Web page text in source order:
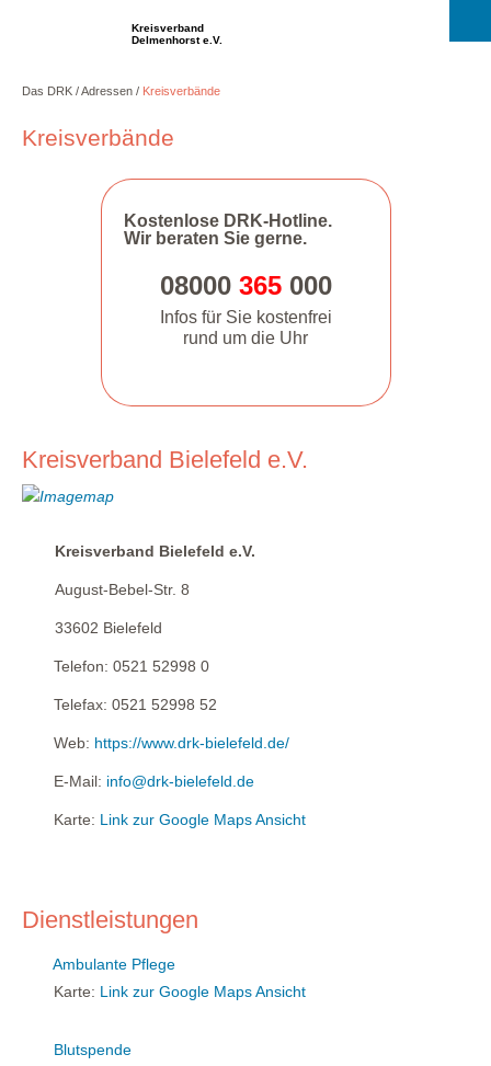
Kreisverband
Delmenhorst e.V.
Das DRK Adressen Kreisverbände
Kreisverbände
Kostenlose DRK-Hotline.
Wir beraten Sie gerne.
08000 365000
Infos für Sie kostenfrei
rund um die Uhr
Kreisverband Bielefeld e.V.
Kreisverband Bielefeld e.V.
August-Bebel-Str. 8
33602 Bielefeld
Telefon: 0521 52998 0
Telefax: 0521 52998 52
Web: https://www.drk-bielefeld.de/
E-Mail: info@drk-bielefeld.de
Karte: Link zur Google Maps Ansicht
Dienstleistungen
Ambulante Pflege
Karte: Link zur Google Maps Ansicht
Blutspende